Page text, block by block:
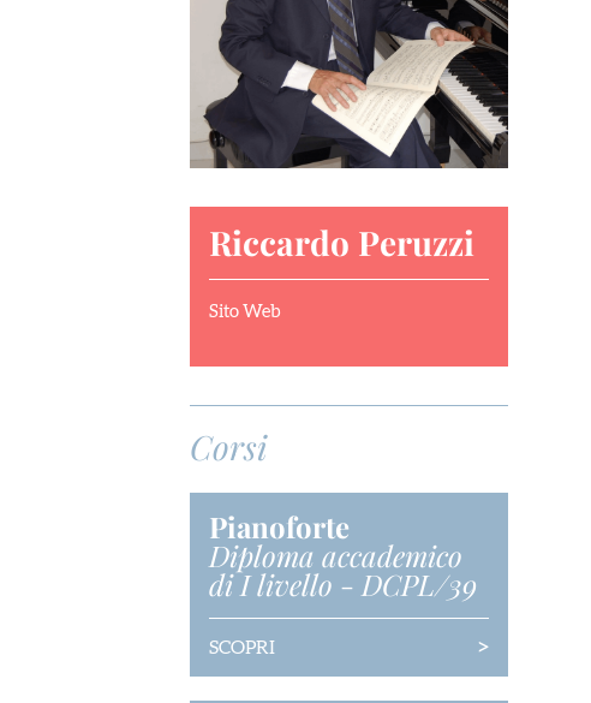
Riccardo Peruzzi
Sito Web
Corsi
Pianoforte
Diploma accademico
di I livello - DCPL/39
SCOPRI >